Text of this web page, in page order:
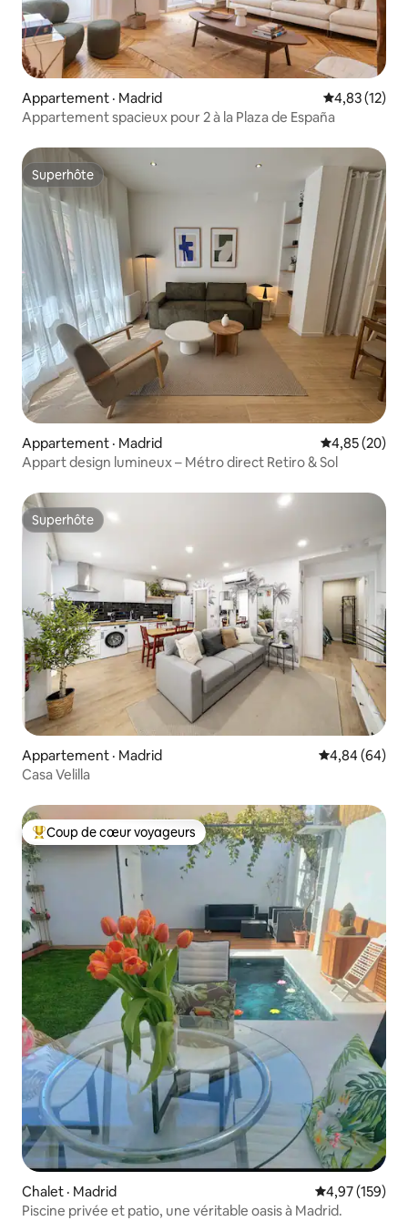
Appartement · Madrid Note
4,83 (12)
Appartement spacieux pour 2 à la Plaza de España
Superhôte
Superhôte
Appartement · Madrid Note
4,85 (20)
Appart design lumineux – Métro direct Retiro & Sol
Superhôte
Superhôte
Appartement · Madrid Note
4,84 (64)
Casa Velilla
Coup de cœur voyageurs parmi les plus aimés
Coup de cœur voyageurs
Chalet · Madrid Note
4,97 (159)
Piscine privée et patio, une véritable oasis à Madrid.